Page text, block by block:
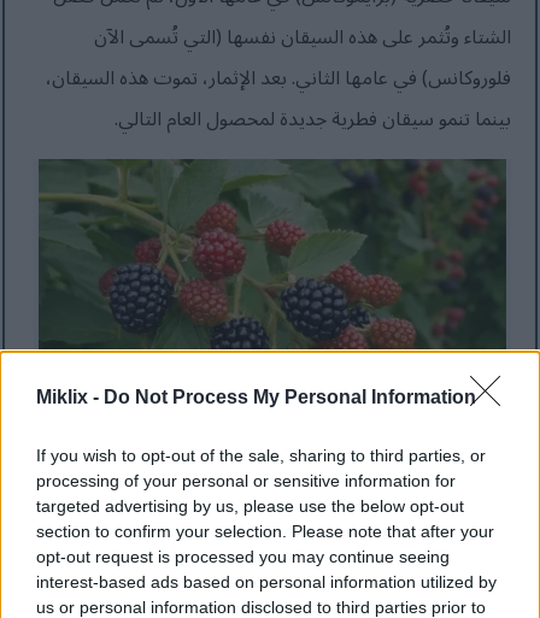
Miklix - Do Not Process My Personal Information
If you wish to opt-out of the sale, sharing to third parties, or
processing of your personal or sensitive information for
targeted advertising by us, please use the below opt-out
section to confirm your selection. Please note that after your
opt-out request is processed you may continue seeing
interest-based ads based on personal information utilized by
us or personal information disclosed to third parties prior to
الشتاء وتُثمر على هذه السيقان نفسها (التي تُسمى الآن
فلوروكانس) في عامها الثاني. بعد الإثمار، تموت هذه السيقان،
بينما تنمو سيقان فطرية جديدة لمحصول العام التالي.
توت العليق الناضج ينمو على سيقان خشبية من نبات مثمر من
فصيلة الفلوركان في السنة الثانية، محاط بأوراق الشجر الخضراء.
انقر أو اضغط على الصورة لمزيد من المعلومات ودقة أعلى.